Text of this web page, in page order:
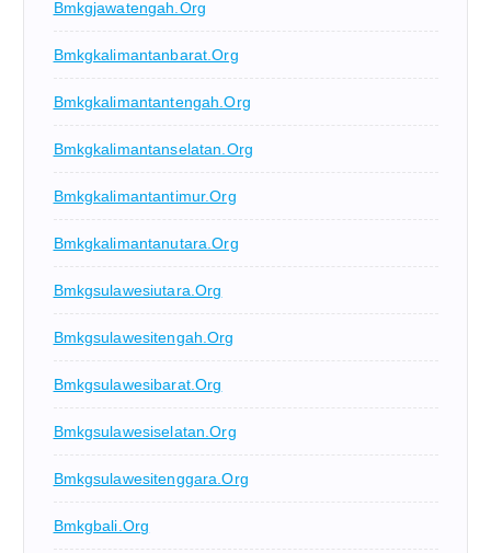
Bmkgjawatengah.org
Bmkgkalimantanbarat.org
Bmkgkalimantantengah.org
Bmkgkalimantanselatan.org
Bmkgkalimantantimur.org
Bmkgkalimantanutara.org
Bmkgsulawesiutara.org
Bmkgsulawesitengah.org
Bmkgsulawesibarat.org
Bmkgsulawesiselatan.org
Bmkgsulawesitenggara.org
Bmkgbali.org